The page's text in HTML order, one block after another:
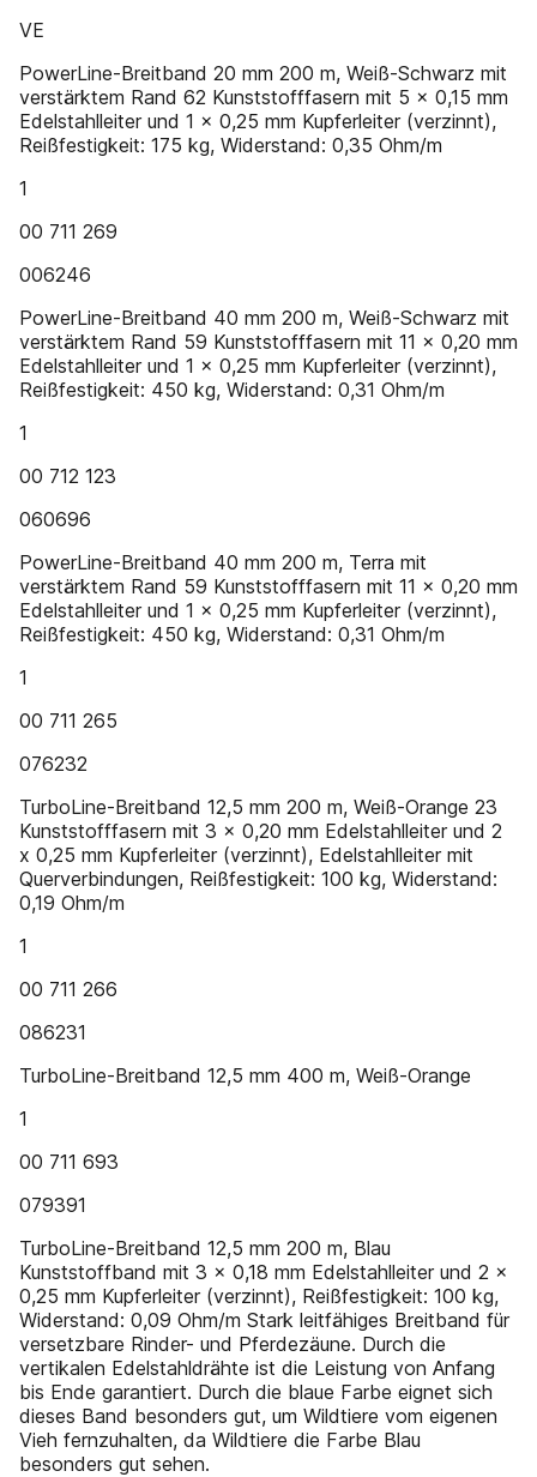
VE
PowerLine-Breitband 20 mm 200 m, Weiß-Schwarz mit
verstärktem Rand 62 Kunststofffasern mit 5 x 0,15 mm
Edelstahlleiter und 1 x 0,25 mm Kupferleiter (verzinnt),
Reißfestigkeit: 175 kg, Widerstand: 0,35 Ohm/m
1
00 711 269
006246
PowerLine-Breitband 40 mm 200 m, Weiß-Schwarz mit
verstärktem Rand 59 Kunststofffasern mit 11 x 0,20 mm
Edelstahlleiter und 1 x 0,25 mm Kupferleiter (verzinnt),
Reißfestigkeit: 450 kg, Widerstand: 0,31 Ohm/m
1
00 712 123
060696
PowerLine-Breitband 40 mm 200 m, Terra mit
verstärktem Rand 59 Kunststofffasern mit 11 x 0,20 mm
Edelstahlleiter und 1 x 0,25 mm Kupferleiter (verzinnt),
Reißfestigkeit: 450 kg, Widerstand: 0,31 Ohm/m
1
00 711 265
076232
TurboLine-Breitband 12,5 mm 200 m, Weiß-Orange 23
Kunststofffasern mit 3 x 0,20 mm Edelstahlleiter und 2
x 0,25 mm Kupferleiter (verzinnt), Edelstahlleiter mit
Querverbindungen, Reißfestigkeit: 100 kg, Widerstand:
0,19 Ohm/m
1
00 711 266
086231
TurboLine-Breitband 12,5 mm 400 m, Weiß-Orange
1
00 711 693
079391
TurboLine-Breitband 12,5 mm 200 m, Blau
Kunststoffband mit 3 x 0,18 mm Edelstahlleiter und 2 x
0,25 mm Kupferleiter (verzinnt), Reißfestigkeit: 100 kg,
Widerstand: 0,09 Ohm/m Stark leitfähiges Breitband für
versetzbare Rinder- und Pferdezäune. Durch die
vertikalen Edelstahldrähte ist die Leistung von Anfang
bis Ende garantiert. Durch die blaue Farbe eignet sich
dieses Band besonders gut, um Wildtiere vom eigenen
Vieh fernzuhalten, da Wildtiere die Farbe Blau
besonders gut sehen.